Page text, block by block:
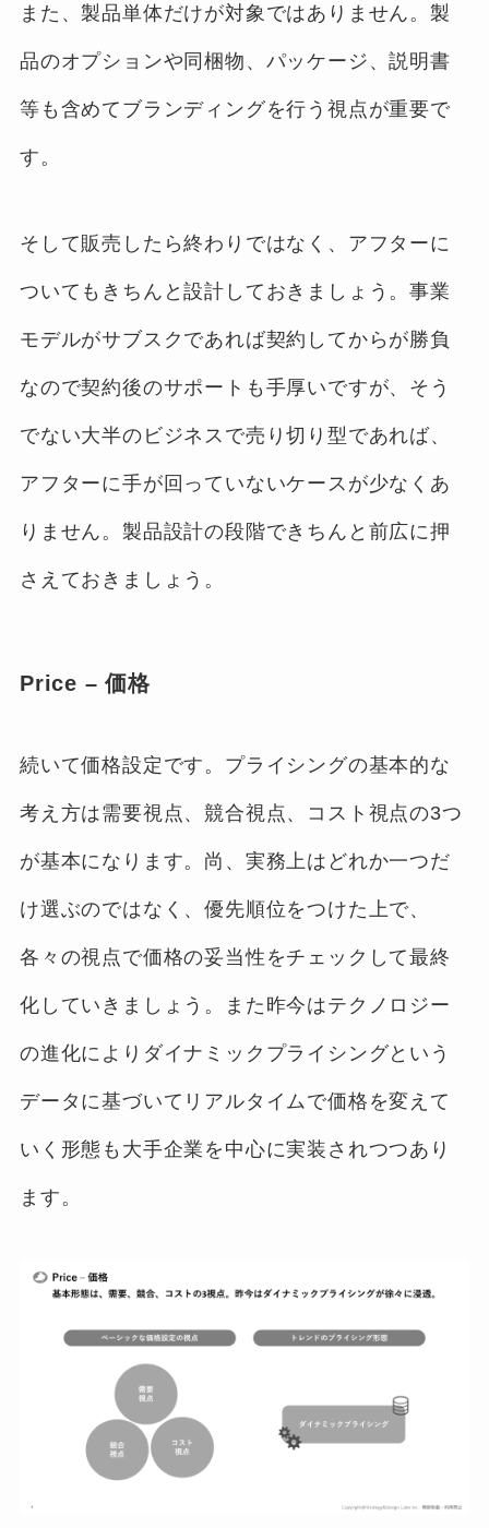
また、製品単体だけが対象ではありません。製
品のオプションや同梱物、パッケージ、説明書
等も含めてブランディングを行う視点が重要で
す。
そして販売したら終わりではなく、アフターに
ついてもきちんと設計しておきましょう。事業
モデルがサブスクであれば契約してからが勝負
なので契約後のサポートも手厚いですが、そう
でない大半のビジネスで売り切り型であれば、
アフターに手が回っていないケースが少なくあ
りません。製品設計の段階できちんと前広に押
さえておきましょう。
Price – 価格
続いて価格設定です。プライシングの基本的な
考え方は需要視点、競合視点、コスト視点の3つ
が基本になります。尚、実務上はどれか一つだ
け選ぶのではなく、優先順位をつけた上で、
各々の視点で価格の妥当性をチェックして最終
化していきましょう。また昨今はテクノロジー
の進化によりダイナミックプライシングという
データに基づいてリアルタイムで価格を変えて
いく形態も大手企業を中心に実装されつつあり
ます。